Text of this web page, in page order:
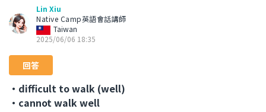
Lin Xiu
Native Camp英語會話講師
Taiwan
2025/06/06 18:35
回答
・difficult to walk (well)
・cannot walk well